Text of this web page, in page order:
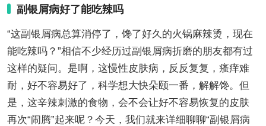
副银屑病好了能吃辣吗
“这副银屑病总算消停了，馋了好久的火锅麻辣烫，现在
能吃辣吗？”相信不少经历过副银屑病折磨的朋友都有过
这样的疑问。是啊，这慢性皮肤病，反反复复，瘙痒难
耐，好不容易好了，科学想大快朵颐一番，解解馋。但
是，这辛辣刺激的食物，会不会让好不容易恢复的皮肤
再次“闹腾”起来呢？今天，我们就来详细聊聊“副银屑病